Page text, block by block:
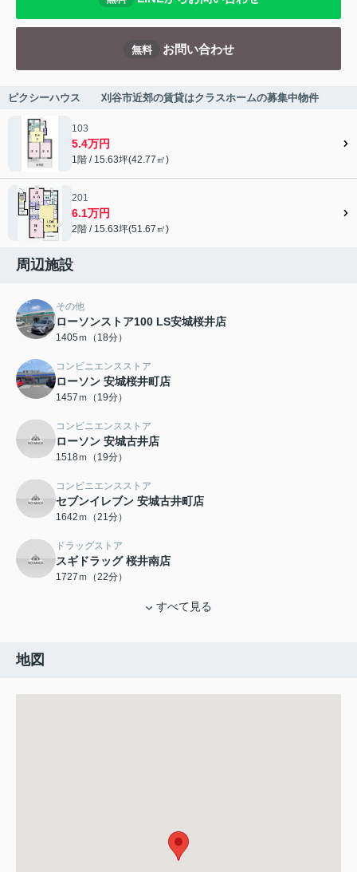
無料 お問い合わせ
ピクシーハウス 刈谷市近郊の賃貸はクラスホームの募集中物件
103
5.4万円
1階 / 15.63坪(42.77㎡)
201
6.1万円
2階 / 15.63坪(51.67㎡)
周辺施設
その他
ローソンストア100 LS安城桜井店
1405ｍ（18分）
コンビニエンスストア
ローソン 安城桜井町店
1457ｍ（19分）
コンビニエンスストア
ローソン 安城古井店
1518ｍ（19分）
コンビニエンスストア
セブンイレブン 安城古井町店
1642ｍ（21分）
ドラッグストア
スギドラッグ 桜井南店
1727ｍ（22分）
すべて見る
地図